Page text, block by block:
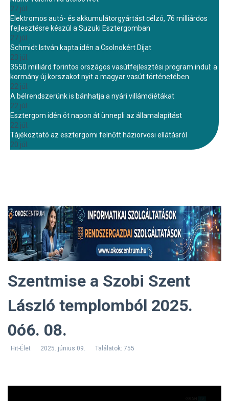
27 júl.
Elektromos autó- és akkumulátorgyártást célzó, 76 milliárdos
fejlesztésre készül a Suzuki Esztergomban
27 júl.
Schmidt István kapta idén a Csolnokért Díjat
23 júl.
3550 milliárd forintos országos vasútfejlesztési program indul: a
kormány új korszakot nyit a magyar vasút történetében
22 júl.
A bélrendszerünk is bánhatja a nyári villámdiétákat
22 júl.
Esztergom idén öt napon át ünnepli az államalapítást
22 júl.
Tájékoztató az esztergomi felnőtt háziorvosi ellátásról
20 júl.
Szentmise a Szobi Szent
László templomból 2025.
0ó6. 08.
Hit-Élet 2025. június 09. Találatok: 755